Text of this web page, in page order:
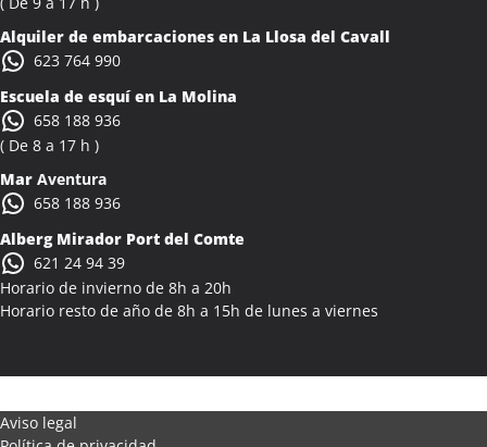
Alquiler de embarcaciones en La Llosa del Cavall
623 764 990
Escuela de esquí en La Molina
658 188 936
( De 8 a 17 h )
Mar Aventura
658 188 936
Alberg Mirador Port del Comte
621 24 94 39
Horario de invierno de 8h a 20h
Horario resto de año de 8h a 15h de lunes a viernes
Aviso legal